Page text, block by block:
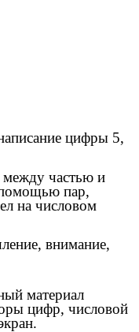
цифры 5,
между частью и
пар,
на числовом
внимание,
материал
цифр, числовой